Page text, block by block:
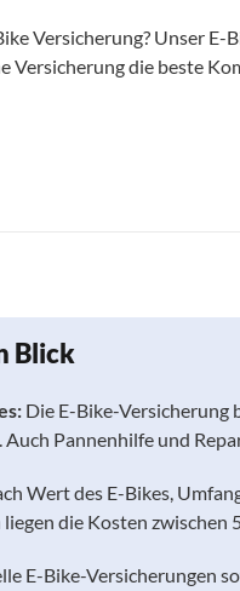
Versicherung? Unser
Versicherung die beste
Blick
Die E-Bike-Versicherung
Pannenhilfe und
Wert des E-Bikes,
die Kosten zwischen
E-Bike-Versicherungen